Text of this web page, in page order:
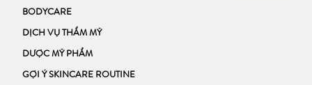
BODYCARE
DỊCH VỤ THẨM MỸ
DƯỢC MỸ PHẨM
GỢI Ý SKINCARE ROUTINE